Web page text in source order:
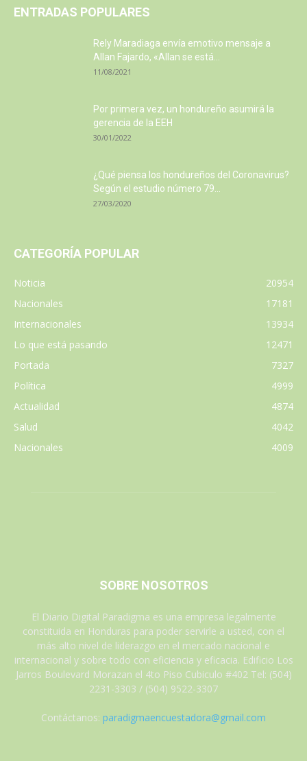
ENTRADAS POPULARES
Rely Maradiaga envía emotivo mensaje a
Allan Fajardo, «Allan se está...
11/08/2021
Por primera vez, un hondureño asumirá la
gerencia de la EEH
30/01/2022
¿Qué piensa los hondureños del Coronavirus?
Según el estudio número 79...
27/03/2020
CATEGORÍA POPULAR
Noticia
20954
Nacionales
17181
Internacionales
13934
Lo que está pasando
12471
Portada
7327
Política
4999
Actualidad
4874
Salud
4042
Nacionales
4009
SOBRE NOSOTROS
El Diario Digital Paradigma es una empresa legalmente
constituida en Honduras para poder servirle a usted, con el
más alto nivel de liderazgo en el mercado nacional e
internacional y sobre todo con eficiencia y eficacia. Edificio Los
Jarros Boulevard Morazan el 4to Piso Cubiculo #402 Tel: (504)
2231-3303 / (504) 9522-3307
Contáctanos: paradigmaencuestadora@gmail.com